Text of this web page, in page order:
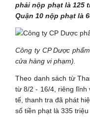
phải nộp phạt là 125
Quận 10 nộp phạt là
Công ty CP Dược
cửa hàng vi phạm).
Theo danh sách từ
từ 8/2 - 16/4, riêng lĩnh
tế, thanh tra đã phát
số tiền phạt là 335 triệu